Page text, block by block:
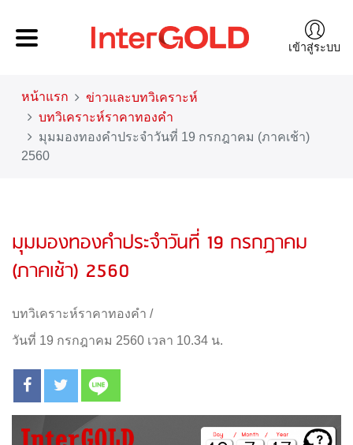
เข้าสู่ระบบ
หน้าแรก
ข่าวและบทวิเคราะห์
บทวิเคราะห์ราคาทองคำ
มุมมองทองคำประจำวันที่ 19 กรกฎาคม (ภาคเช้า)
2560
มุมมองทองคำประจำวันที่ 19 กรกฎาคม
(ภาคเช้า) 2560
บทวิเคราะห์ราคาทองคำ /
วันที่ 19 กรกฎาคม 2560 เวลา 10.34 น.